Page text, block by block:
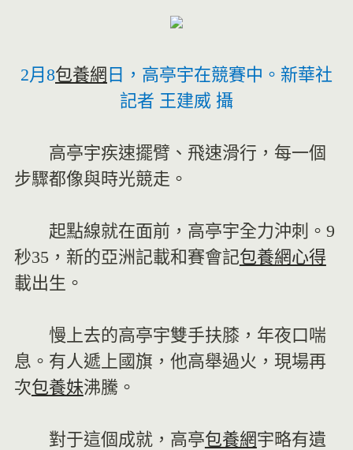
2月8包養網 日，高亭宇在競賽中。新華社
記者 王建威 攝
高亭宇疾速擺臂、飛速滑行，每一個
步驟都像與時光競走。
起點線就在面前，高亭宇全力沖刺。9
秒35，新的亞洲記載和賽會記包養網心得
載出生。
慢上去的高亭宇雙手扶膝，年夜口喘
息。有人遞上國旗，他高舉過火，現場再
次包養妹沸騰。
對于這個成就，高亭包養網宇略有遺